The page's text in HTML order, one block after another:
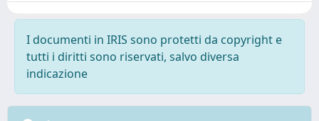
I documenti in IRIS sono protetti da copyright e
tutti i diritti sono riservati, salvo diversa
indicazione